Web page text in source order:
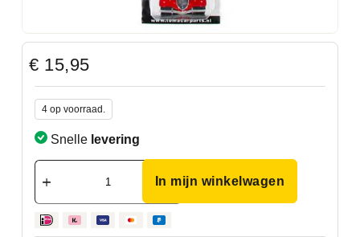
€ 15,95
4 op voorraad.
Snelle levering
In mijn winkelwagen